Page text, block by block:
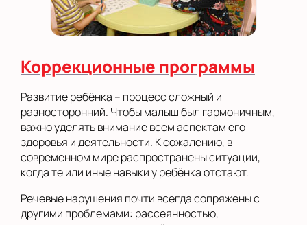
Коррекционные программы
Развитие ребёнка – процесс сложный и
разносторонний. Чтобы малыш был гармоничным,
важно уделять внимание всем аспектам его
здоровья и деятельности. К сожалению, в
современном мире распространены ситуации,
когда те или иные навыки у ребёнка отстают.
Речевые нарушения почти всегда сопряжены с
другими проблемами: рассеянностью,